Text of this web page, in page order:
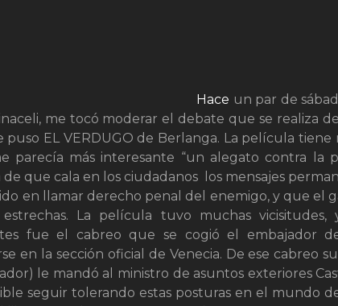
Hace un par de
me tocó moderar el debate que se realiza
puso EL VERDUGO de Berlanga. La película
parecía más interesante “un alegato contra la
de que cala en los ciudadanos los mensajes
en llamar derecho penal del enemigo, y que el
La película tuvo muchas
fue el cabreo que se cogió el embajador
en la sección oficial de Venecia. De ese cabreo
le mandó al ministro de asuntos exteriores
seguir tolerando estas posturas en el mundo